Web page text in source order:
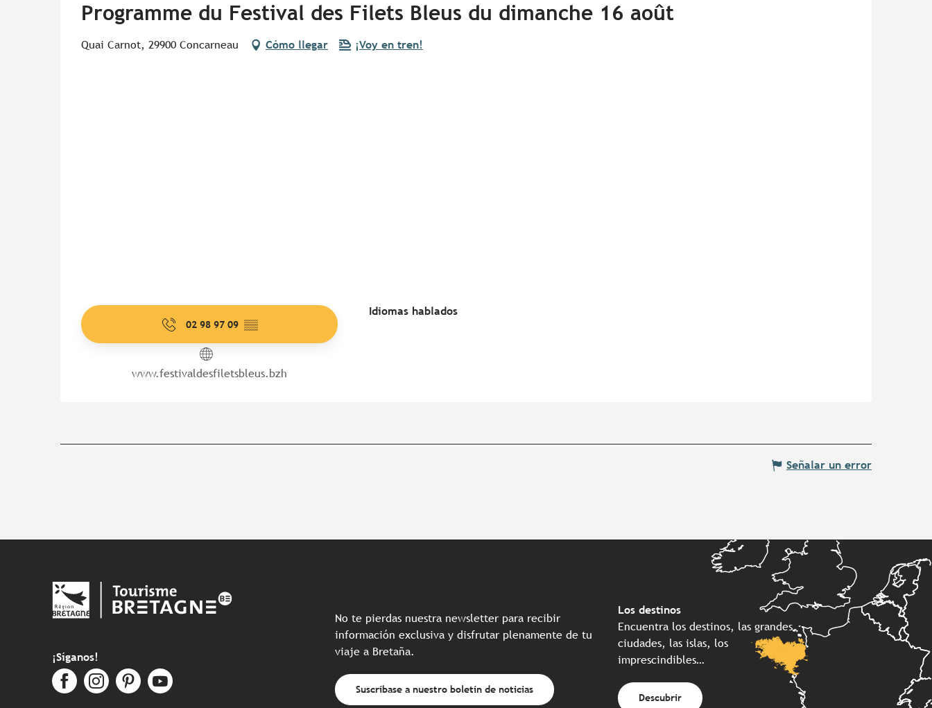
Programme du Festival des Filets Bleus du dimanche 16 août
Quai Carnot, 29900 Concarneau Cómo llegar ¡Voy en tren!
02 98 97 09 ▒▒
www.festivaldesfiletsbleus.bzh
Idiomas hablados
Idiomas hablados
Señalar un error
¡Síganos!
No te pierdas nuestra newsletter para recibir
información exclusiva y disfrutar plenamente de tu
viaje a Bretaña.
Suscríbase a nuestro boletín de noticias
Los destinos
Encuentra los destinos, las grandes
ciudades, las islas, los
imprescindibles…
Descubrir